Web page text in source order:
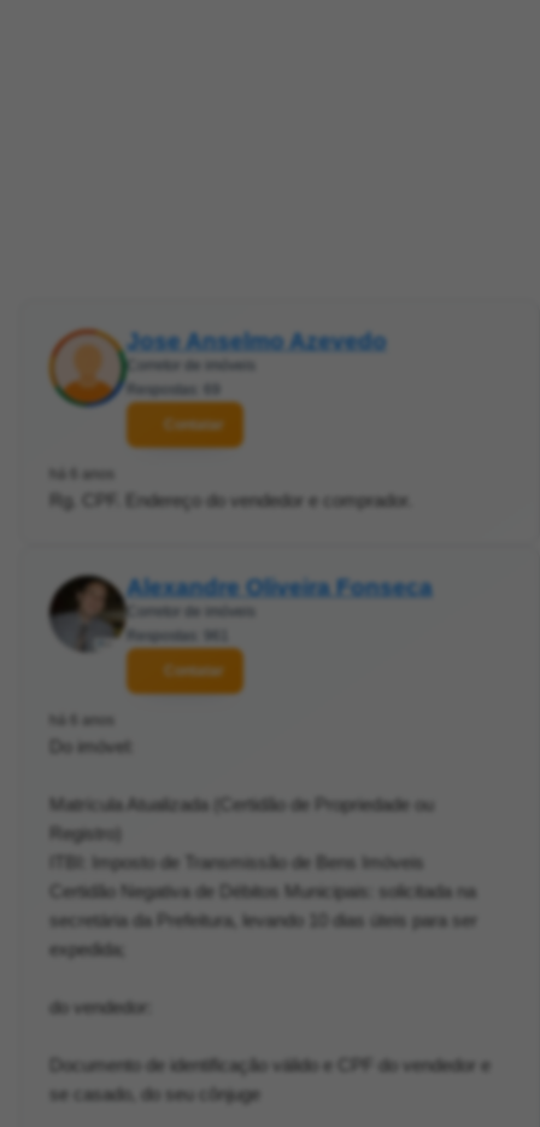
Jose Anselmo Azevedo
Contatar
Rg. CPF. Endereço do vendedor e comprador.
Alexandre Oliveira Fonseca
Contatar
Do imóvel:
Matrícula Atualizada (Certidão de Propriedade ou
Registro)
ITBI: Imposto de Transmissão de Bens Imóveis
Certidão Negativa de Débitos Municipais: solicitada na
secretária da Prefeitura, levando 10 dias úteis para ser
expedida;
do vendedor:
Documento de identificação válido e CPF do vendedor e
se casado, do seu cônjuge